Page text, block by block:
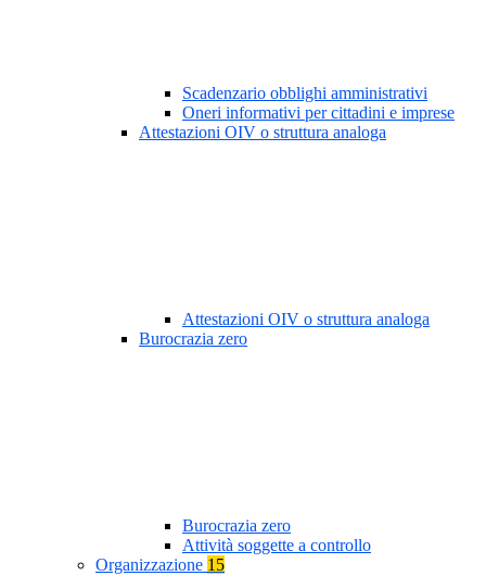
Scadenzario obblighi amministrativi
Oneri informativi per cittadini e imprese
Attestazioni OIV o struttura analoga
Attestazioni OIV o struttura analoga
Burocrazia zero
Burocrazia zero
Attività soggette a controllo
Organizzazione 15